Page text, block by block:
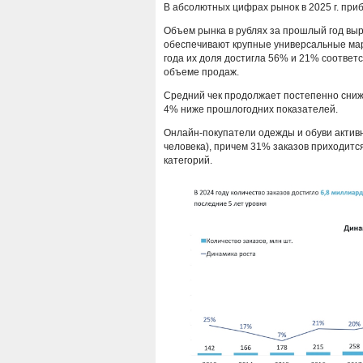
В абсолютных цифрах рынок в 2025 г.
Объем рынка в рублях за прошлый год
обеспечивают крупные универсальные
года их доля достигла 56% и 21%
объеме продаж.
Средний чек продолжает постепенно
4% ниже прошлогодних показателей.
Онлайн-покупатели одежды и обуви
человека), причем 31% заказов
категорий.